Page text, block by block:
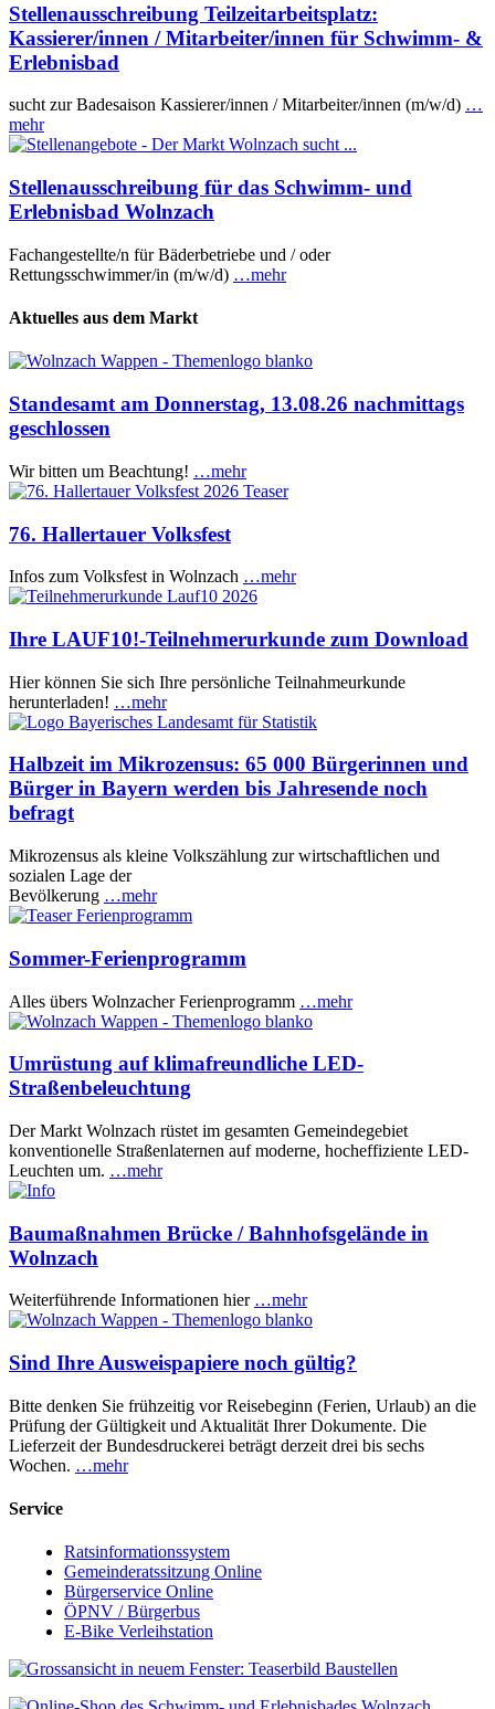
Stellenausschreibung Teilzeitarbeitsplatz:
Kassierer/innen / Mitarbeiter/innen für Schwimm- &
Erlebnisbad
sucht zur Badesaison Kassierer/innen / Mitarbeiter/innen (m/w/d) …
mehr
Stellenausschreibung für das Schwimm- und
Erlebnisbad Wolnzach
Fachangestellte/n für Bäderbetriebe und / oder
Rettungsschwimmer/in (m/w/d) …mehr
Aktuelles aus dem Markt
Standesamt am Donnerstag, 13.08.26 nachmittags
geschlossen
Wir bitten um Beachtung! …mehr
76. Hallertauer Volksfest
Infos zum Volksfest in Wolnzach …mehr
Ihre LAUF10!-Teilnehmerurkunde zum Download
Hier können Sie sich Ihre persönliche Teilnahmeurkunde
herunterladen! …mehr
Halbzeit im Mikrozensus: 65 000 Bürgerinnen und
Bürger in Bayern werden bis Jahresende noch
befragt
Mikrozensus als kleine Volkszählung zur wirtschaftlichen und
sozialen Lage der
Bevölkerung …mehr
Sommer-Ferienprogramm
Alles übers Wolnzacher Ferienprogramm …mehr
Umrüstung auf klimafreundliche LED-
Straßenbeleuchtung
Der Markt Wolnzach rüstet im gesamten Gemeindegebiet
konventionelle Straßenlaternen auf moderne, hocheffiziente LED-
Leuchten um. …mehr
Baumaßnahmen Brücke / Bahnhofsgelände in
Wolnzach
Weiterführende Informationen hier …mehr
Sind Ihre Ausweispapiere noch gültig?
Bitte denken Sie frühzeitig vor Reisebeginn (Ferien, Urlaub) an die
Prüfung der Gültigkeit und Aktualität Ihrer Dokumente. Die
Lieferzeit der Bundesdruckerei beträgt derzeit drei bis sechs
Wochen. …mehr
Service
Ratsinformationssystem
Gemeinderatssitzung Online
Bürgerservice Online
ÖPNV / Bürgerbus
E-Bike Verleihstation